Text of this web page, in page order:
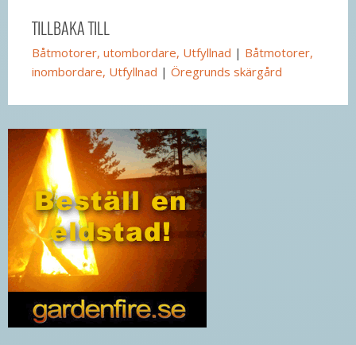
TILLBAKA TILL
Båtmotorer, utombordare, Utfyllnad | Båtmotorer,
inombordare, Utfyllnad | Öregrunds skärgård